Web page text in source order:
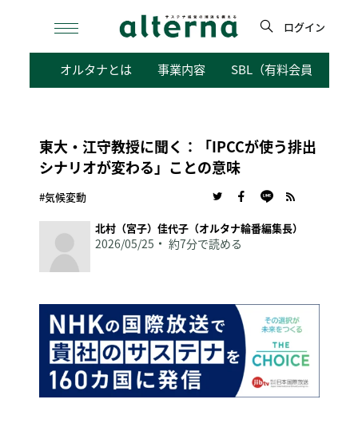
検
ログイン
オルタナとは 事業内容 SBL（有料会員向けサ
東大・江守教授に聞く：「IPCCが使う排出
シナリオが変わる」ことの意味
#気候変動
北村（宮子）佳代子（オルタナ輪番編集長）
2026/05/25 約7分で読める